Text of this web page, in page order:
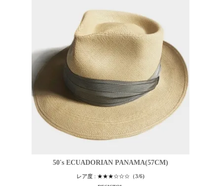
50's ECUADORIAN PANAMA(57CM)
レア度 : ★★★☆☆☆（3/6)